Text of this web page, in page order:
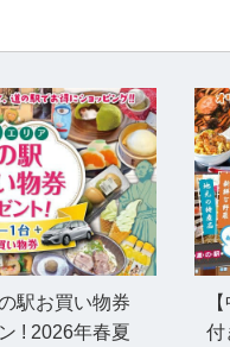
駅お買い物券
! 2026年春夏
付